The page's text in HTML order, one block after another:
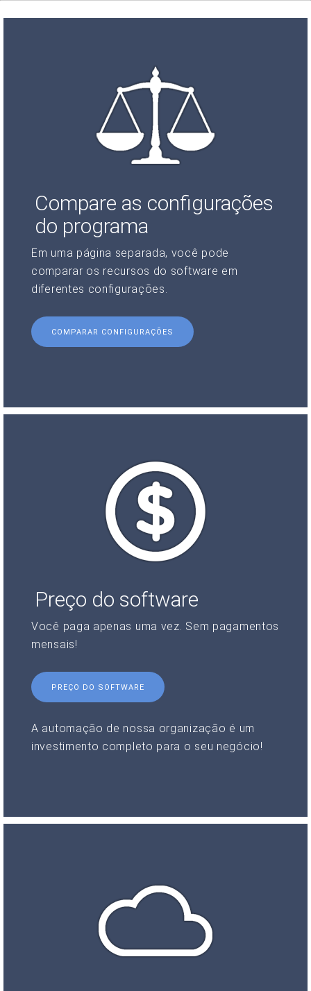
Compare as configurações
do programa
Em uma página separada, você pode
comparar os recursos do software em
diferentes configurações.
COMPARAR CONFIGURAÇÕES
Preço do software
Você paga apenas uma vez. Sem pagamentos
mensais!
PREÇO DO SOFTWARE
A automação de nossa organização é um
investimento completo para o seu negócio!